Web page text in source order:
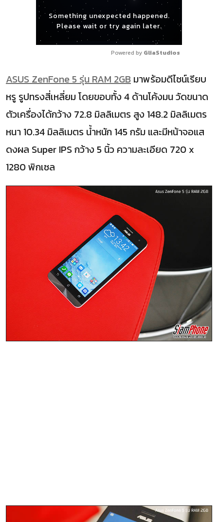
Something unexpected happened.
Please wait or try again later.
Powered by GliaStudios
ASUS ZenFone 5 รุ่น RAM 2GB มาพร้อมดีไซน์เรียบ
หรู รูปทรงสี่เหลี่ยม โดยขอบทั้ง 4 ด้านโค้งมน วัดขนาด
ตัวเครื่องได้กว้าง 72.8 มิลลิเมตร สูง 148.2 มิลลิเมตร
หนา 10.34 มิลลิเมตร น้ำหนัก 145 กรัม และมีหน้าจอแส
ดงผล Super IPS กว้าง 5 นิ้ว ความละเอียด 720 x
1280 พิกเซล